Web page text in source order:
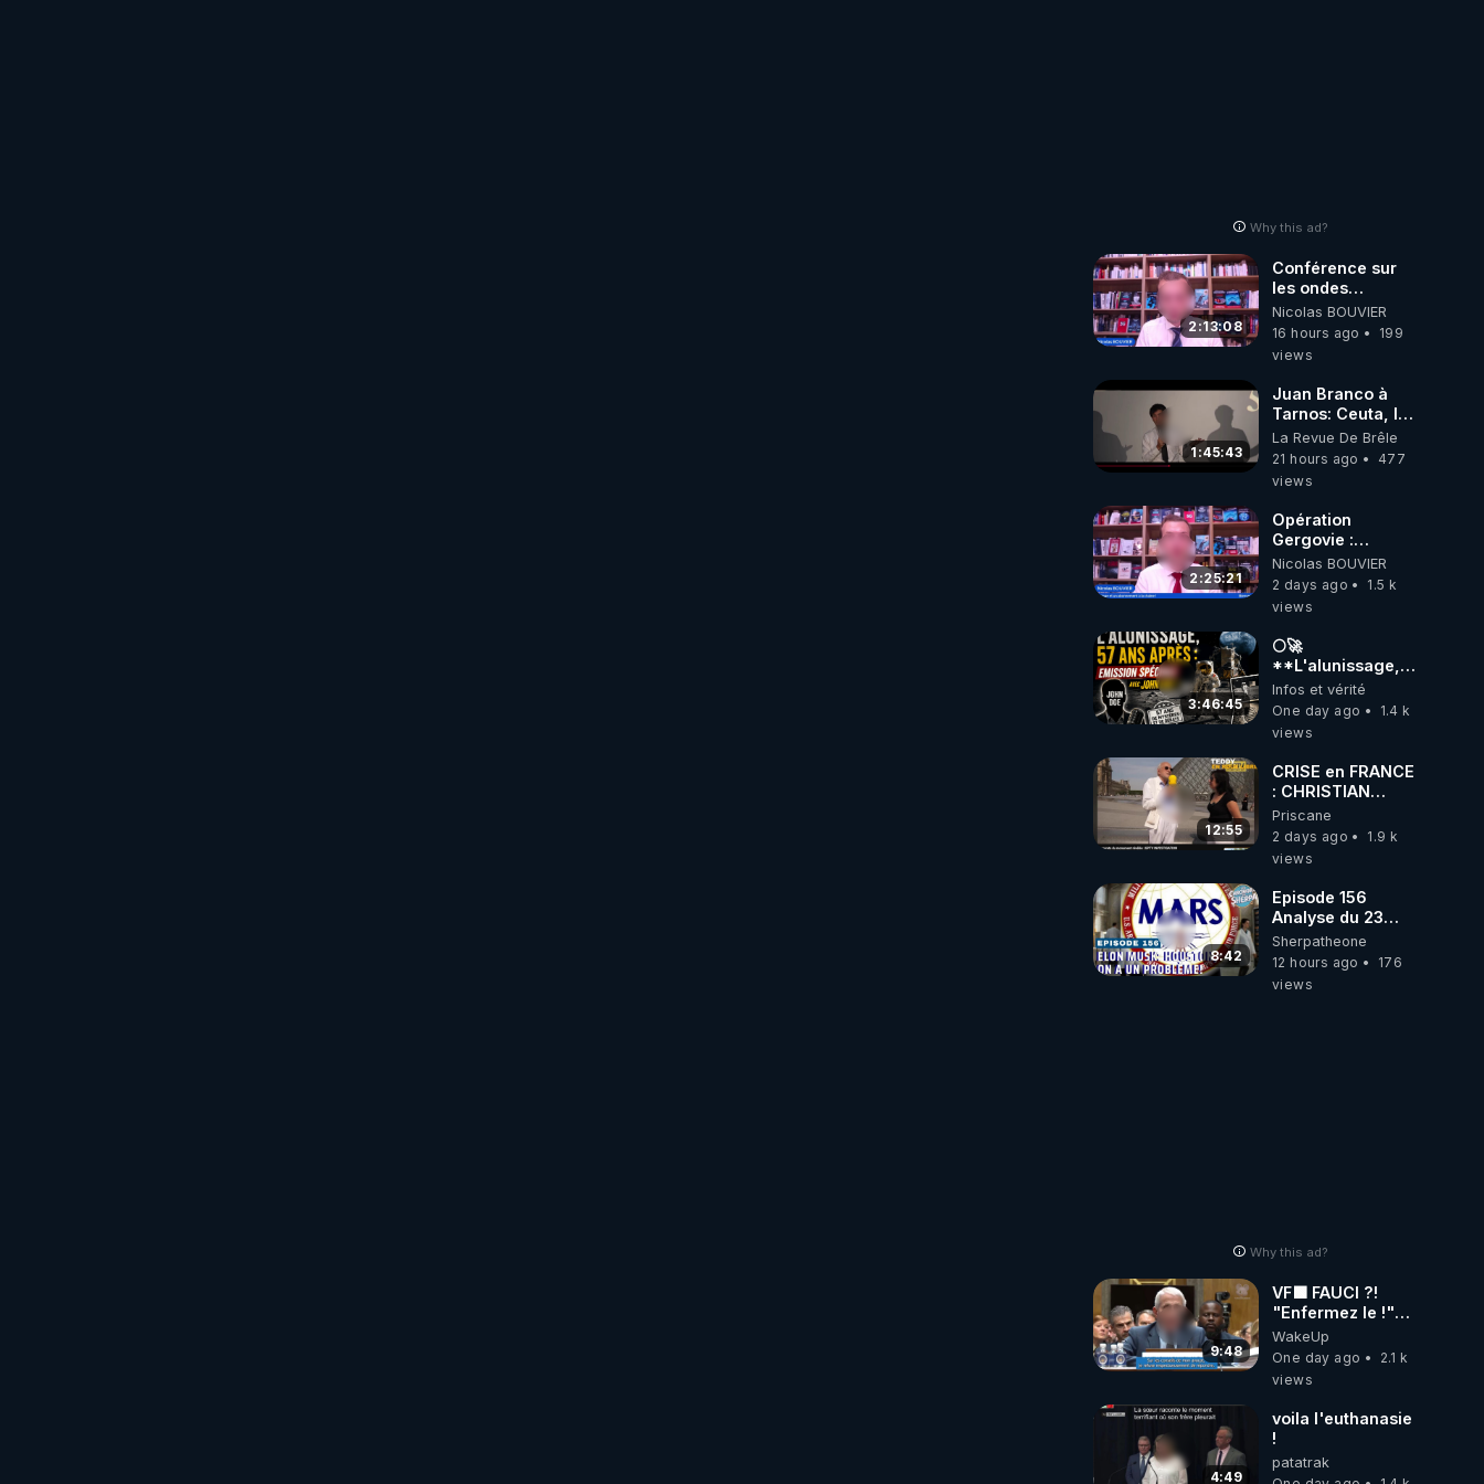
Why this ad?
2:13:08
Conférence sur
les ondes
électromagnétiques
par Grégoire
Caustru et Bart de
Nicolas BOUVIER
16 hours ago
199
views
1:45:43
Juan Branco à
Tarnos: Ceuta, le
narcotrafic et le
pouvoir en France
La Revue De Brêle
21 hours ago
477
views
2:25:21
Opération
Gergovie :
‪@38resistancegauloise‬
‪@MarionSigautOfficiel‬
‪@gladysriifard5710‬
Nicolas BOUVIER
2 days ago
1.5 k
views
3:46:45
🌕🚀
**L'alunissage,
57 ans après :
Émission spéciale
avec John Doe
Infos et vérité
One day ago
1.4 k
views
12:55
CRISE en FRANCE
: CHRISTIAN
COTTEN FAIT une
étrange
découverte
Priscane
2 days ago
1.9 k
views
8:42
Episode 156
Analyse du 23
février 2025 Elon
Musk : Houston ,
on a un problème
Sherpatheone
12 hours ago
176
views
Why this ad?
9:48
VF🟩 FAUCI ?!
"Enfermez le !"
(Lock him up!) -
Quartz Traduction
WakeUp
One day ago
2.1 k
views
4:49
voila l'euthanasie
!
patatrak